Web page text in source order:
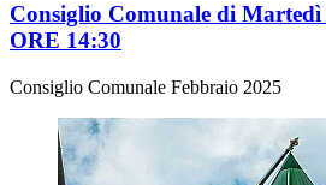
Consiglio Comunale di
ORE 14:30
Consiglio Comunale Febbraio 2025